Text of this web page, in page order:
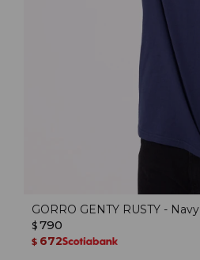
GORRO GENTY RUSTY - Navy
$ 790
$ 672